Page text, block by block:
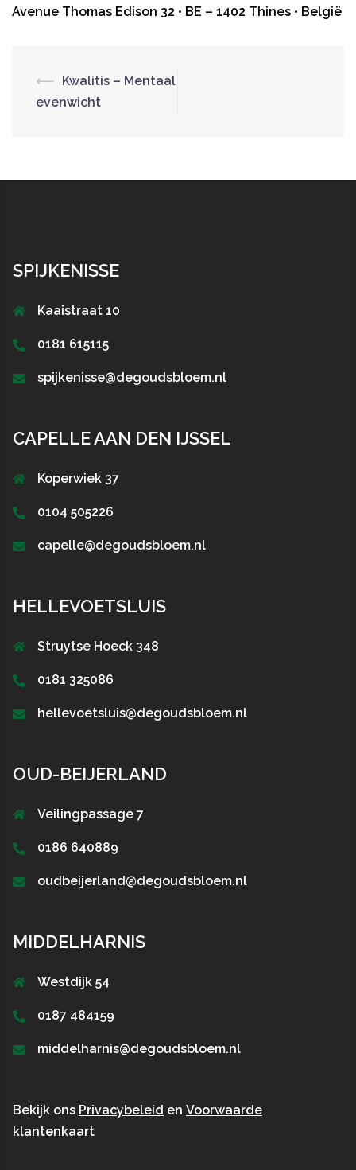
Avenue Thomas Edison 32 • BE – 1402 Thines • België
Berichtnavigatie
⟵ Kwalitis – Mentaal
evenwicht
SPIJKENISSE
Kaaistraat 10
0181 615115
spijkenisse@degoudsbloem.nl
CAPELLE AAN DEN IJSSEL
Koperwiek 37
0104 505226
capelle@degoudsbloem.nl
HELLEVOETSLUIS
Struytse Hoeck 348
0181 325086
hellevoetsluis@degoudsbloem.nl
OUD-BEIJERLAND
Veilingpassage 7
0186 640889
oudbeijerland@degoudsbloem.nl
MIDDELHARNIS
Westdijk 54
0187 484159
middelharnis@degoudsbloem.nl
Bekijk ons Privacybeleid en Voorwaarde
klantenkaart